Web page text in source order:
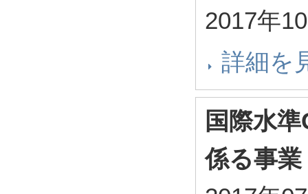
2017年
詳細を
国際水
係る事業